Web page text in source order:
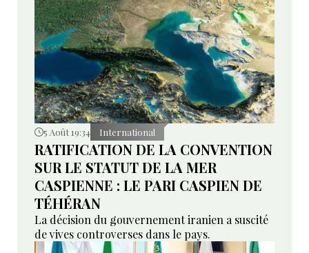
5 Août 19:34 International
RATIFICATION DE LA CONVENTION
SUR LE STATUT DE LA MER
CASPIENNE : LE PARI CASPIEN DE
TÉHÉRAN
La décision du gouvernement iranien a suscité
de vives controverses dans le pays.